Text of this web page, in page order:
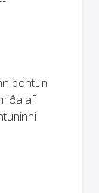
pöntun
af